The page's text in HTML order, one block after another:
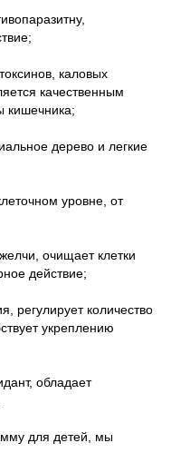
каловых
качественным
кишечника;
дерево и легкие
уровне, от
очищает клетки
действие;
регулирует количество
укреплению
обладает
для детей, мы